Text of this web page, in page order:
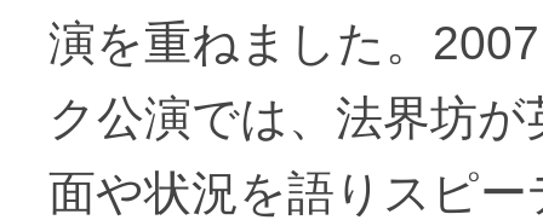
演を重ねました。
ク公演では、法界坊
面や状況を語りスピ